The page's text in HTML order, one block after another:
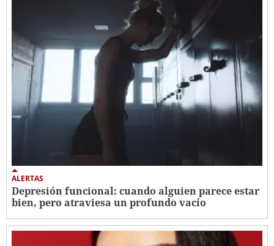
ALERTAS
Depresión funcional: cuando alguien parece estar
bien, pero atraviesa un profundo vacío